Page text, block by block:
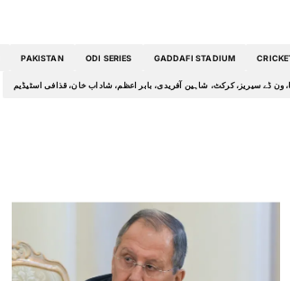
GADDAFI STADIUM
ODI SERIES
PAKISTAN
ون ڈے سیریز، کرکٹ، شاہین آفریدی، بابر اعظم، شاداب خان، قذافی اسٹیڈیم